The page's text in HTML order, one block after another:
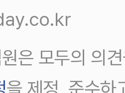
은 모두의 의
을 제정, 준수하